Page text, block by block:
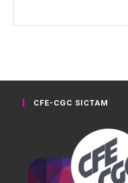
CFE-CGC SICTAM